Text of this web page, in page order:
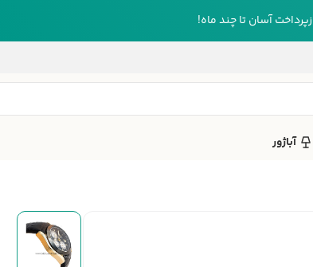
آسان تا چند ماه!
آباژور